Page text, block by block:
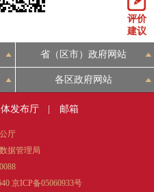
务
务
谈
评价
建议
省（区市）政府网站
各区政府网站
发布厅 邮箱
厅
据管理局
京ICP备05060933号